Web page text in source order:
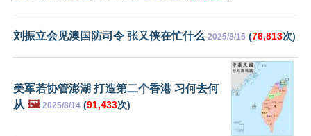
刘振立会见澳国防司令 张又侠在忙什么 2025/8/15 (76,813次)
美军若协管澎湖 打造第二个香港 习何去何
从 🖼️ 2025/8/14 (91,433次)